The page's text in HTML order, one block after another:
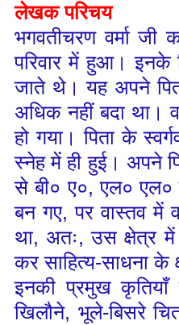
लेखक परिचय
भगवतीचरण वर्मा
परिवार में हुआ। इनके
जाते थे। यह अपने
अधिक नहीं बदा था।
हो गया। पिता के
स्नेह में ही हुई। अपने
से बी० ए०, एल० एल०
बन गए,पर वास्तव में
था, अतः, उस क्षेत्र
कर साहित्य-साधना
इनकी प्रमुख
खिलौने, भूले-बिसरे